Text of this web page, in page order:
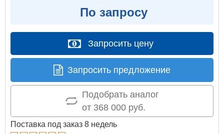
По запросу
Запросить цену
Запросить предложение
Подобрать аналог
от 368 000 руб.
Поставка под заказ 8 недель